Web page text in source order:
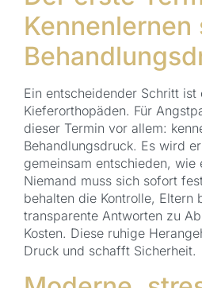
Kennenlernen
Ein entscheidender Schritt
Kieferorthopäden. Für
dieser Termin vor allem:
Behandlungsdruck. Es wird
gemeinsam entschieden, wie
Niemand muss sich sofort
behalten die Kontrolle, Eltern
transparente Antworten zu
Kosten. Diese ruhige
Druck und schafft Sicherheit.